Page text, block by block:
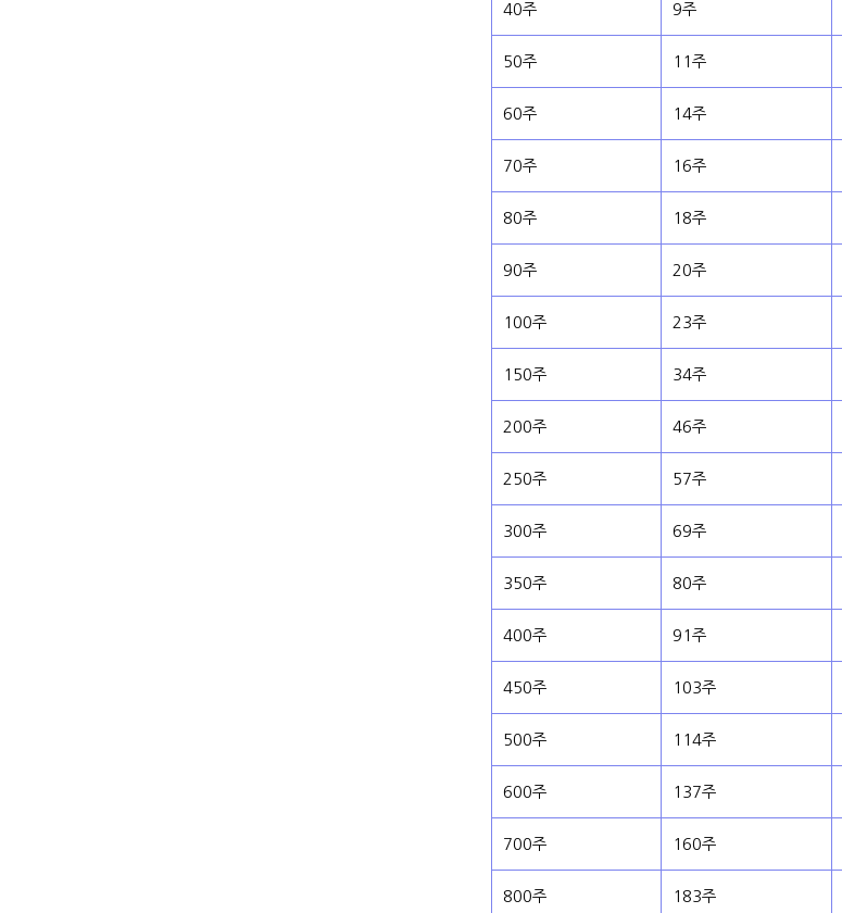
40주 9주
50주 11주
60주 14주
70주 16주
80주 18주
90주 20주
100주 23주
150주 34주
200주 46주
250주 57주
300주 69주
350주 80주
400주 91주
450주 103주
500주 114주
600주 137주
700주 160주
800주 183주